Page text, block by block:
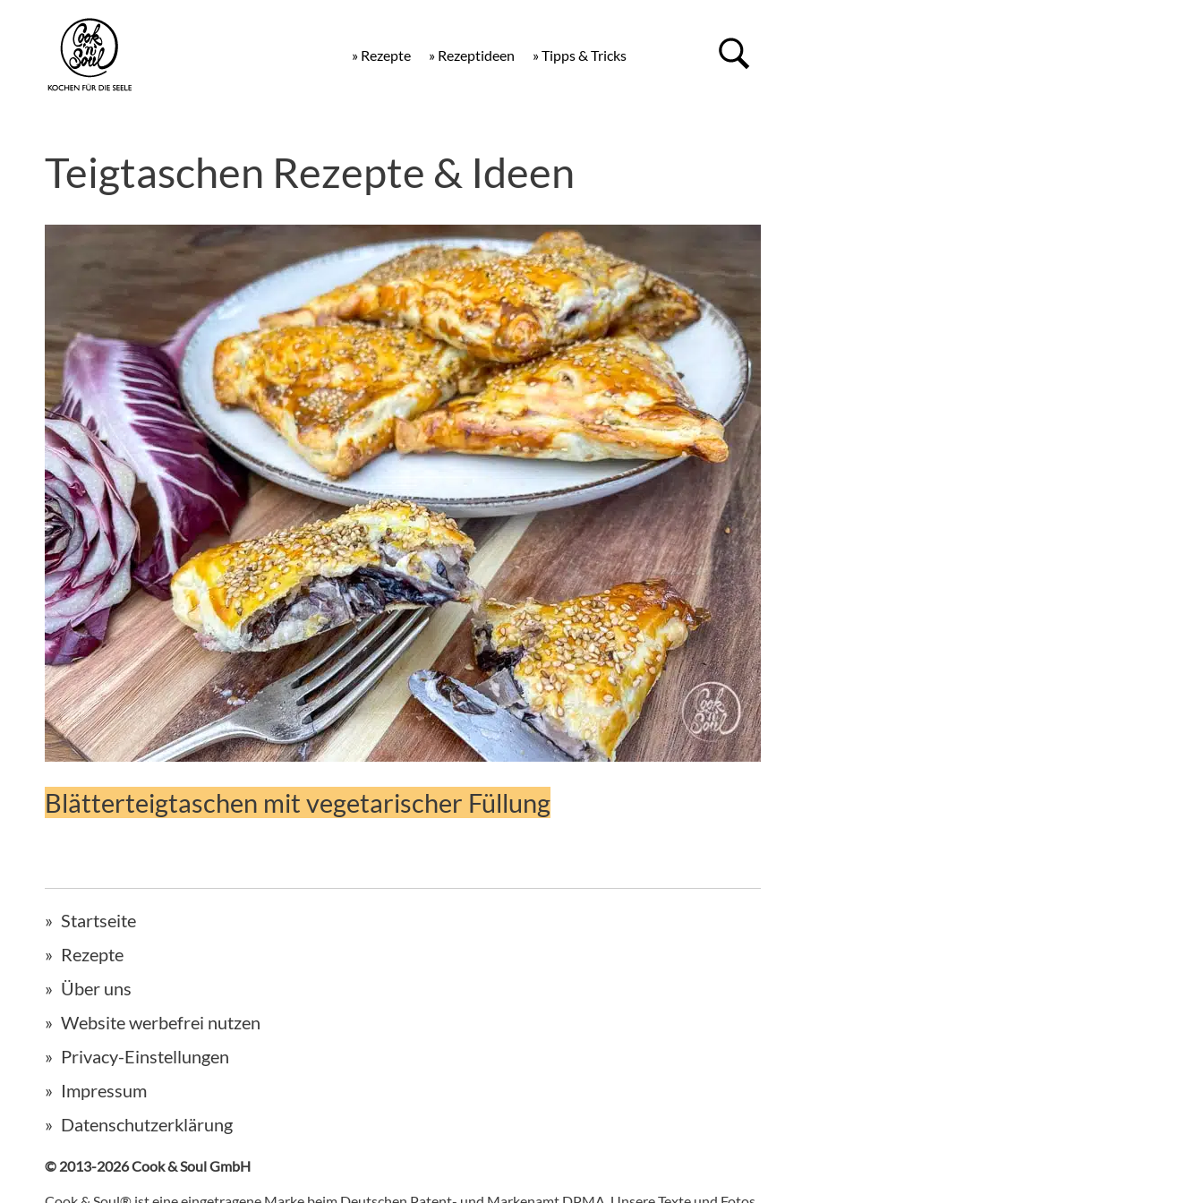
» Tipps & Tricks
» Rezeptideen
» Rezepte
Teigtaschen Rezepte & Ideen
Blätterteigtaschen mit vegetarischer Füllung
Startseite
Rezepte
Über uns
Website werbefrei nutzen
Privacy-Einstellungen
Impressum
Datenschutzerklärung
© 2013-2026 Cook & Soul GmbH